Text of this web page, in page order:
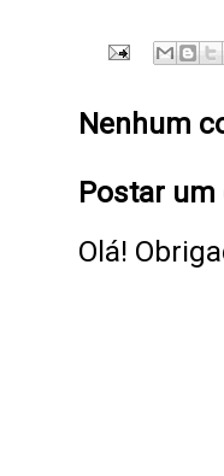
Nenhum
Postar
Olá!